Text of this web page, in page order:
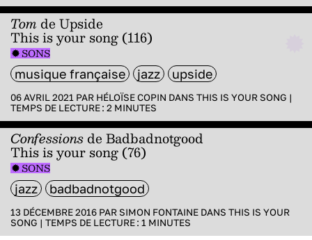
Tom de Upside
This is your song (116)
SONS
musique française jazz upside
06 AVRIL 2021 PAR HÉLOÏSE COPIN DANS THIS IS YOUR SONG |
TEMPS DE LECTURE : 2 MINUTES
Confessionsde Badbadnotgood
This is your song (76)
SONS
jazz badbadnotgood
13 DÉCEMBRE 2016 PAR SIMON FONTAINE DANS THIS IS YOUR
SONG | TEMPS DE LECTURE : 1 MINUTES